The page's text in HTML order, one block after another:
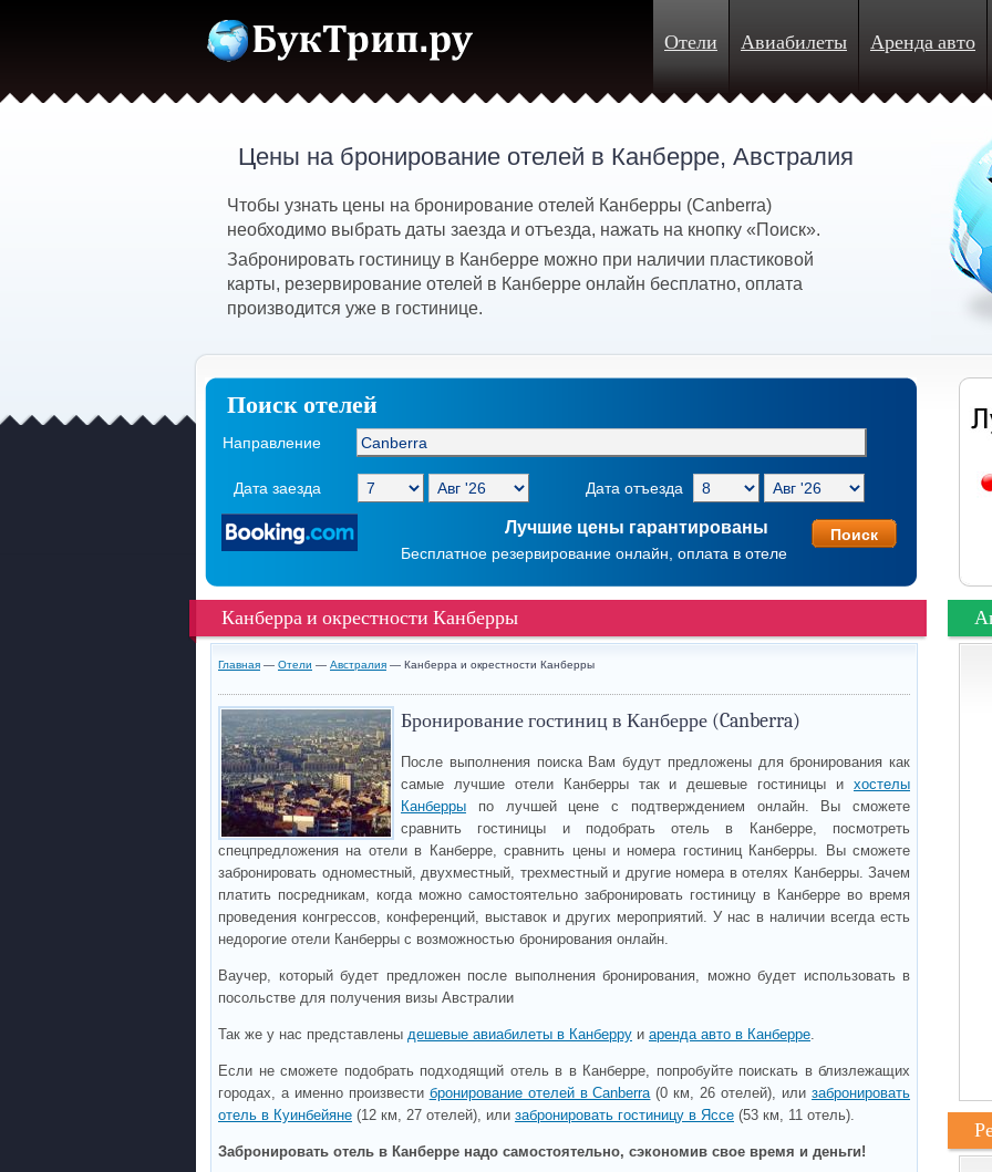
Отели Авиабилеты Аренда авто
Цены на бронирование отелей в Канберре, Австралия
Чтобы узнать цены на бронирование отелей Канберры (Canberra)
необходимо выбрать даты заезда и отъезда, нажать на кнопку «Поиск».
Забронировать гостиницу в Канберре можно при наличии пластиковой
карты, резервирование отелей в Канберре онлайн бесплатно, оплата
производится уже в гостинице.
Поиск отелей
Направление
Дата заезда Дата отъезда
Лучшие цены гарантированы
Бесплатное резервирование онлайн, оплата в отеле
Канберра и окрестности Канберры
Главная — Отели — Австралия — Канберра и окрестности Канберры
Бронирование гостиниц в Канберре (Canberra)
После выполнения поиска Вам будут предложены для бронирования как
самые лучшие отели Канберры так и дешевые гостиницы и хостелы
Канберры по лучшей цене с подтверждением онлайн. Вы сможете
сравнить гостиницы и подобрать отель в Канберре, посмотреть
спецпредложения на отели в Канберре, сравнить цены и номера гостиниц Канберры. Вы сможете
забронировать одноместный, двухместный, трехместный и другие номера в отелях Канберры. Зачем
платить посредникам, когда можно самостоятельно забронировать гостиницу в Канберре во время
проведения конгрессов, конференций, выставок и других мероприятий. У нас в наличии всегда есть
недорогие отели Канберры с возможностью бронирования онлайн.
Ваучер, который будет предложен после выполнения бронирования, можно будет использовать в
посольстве для получения визы Австралии
Так же у нас представлены дешевые авиабилеты в Канберру и аренда авто в Канберре.
Если не сможете подобрать подходящий отель в в Канберре, попробуйте поискать в близлежащих
городах, а именно произвести бронирование отелей в Canberra(0 км, 26 отелей), илизабронировать
отель в Куинбейяне (12 км, 27 отелей), или забронировать гостиницу в Яссе (53 км, 11 отель).
Забронировать отель в Канберре надо самостоятельно, сэкономив свое время и деньги!